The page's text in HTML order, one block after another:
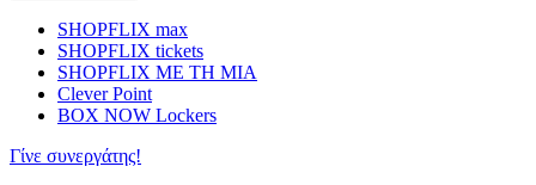
SHOPFLIX max
SHOPFLIX tickets
SHOPFLIX ΜΕ ΤΗ ΜΙΑ
Clever Point
BOX NOW Lockers
Γίνε συνεργάτης!